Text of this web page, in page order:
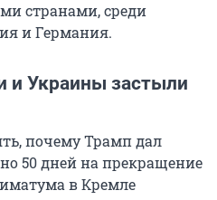
странами, среди
и Германия.
и Украины застыли
почему Трамп дал
50 дней на прекращение
в Кремле